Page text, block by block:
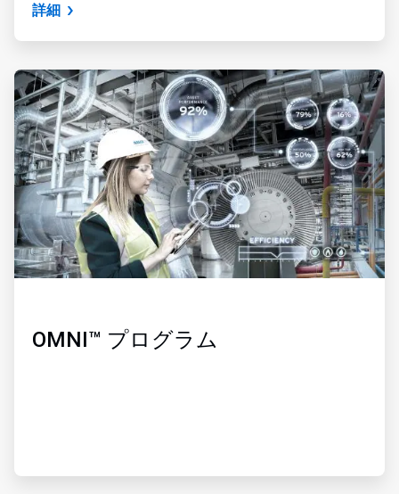
詳細
ArticleTile
3
の
3
OMNI™ プログラム